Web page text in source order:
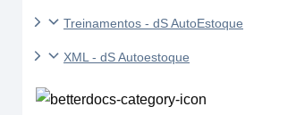
Treinamentos - dS AutoEstoque
XML - dS Autoestoque